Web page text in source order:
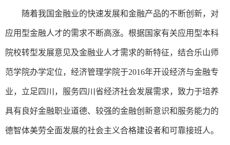
随着我国金融业的快速发展和金融产品的不断创新，对
应用型金融人才的需求不断高涨。根据国家有关应用型本科
院校转型发展意见及金融业人才需求的新特征，结合乐山师
范学院办学定位，经济管理学院于2016年开设经济与金融专
业，立足四川，服务四川省经济社会发展需求，致力于培养
具有良好金融职业道德、较强的金融创新意识和服务能力的
德智体美劳全面发展的社会主义合格建设者和可靠接班人。